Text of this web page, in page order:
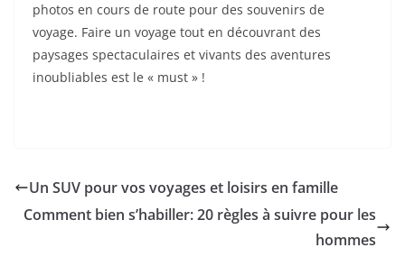
photos en cours de route pour des souvenirs de
voyage. Faire un voyage tout en découvrant des
paysages spectaculaires et vivants des aventures
inoubliables est le « must » !
Un SUV pour vos voyages et loisirs en famille
Comment bien s’habiller: 20 règles à suivre pour les
hommes